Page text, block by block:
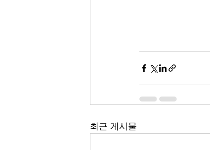
최근 게시물